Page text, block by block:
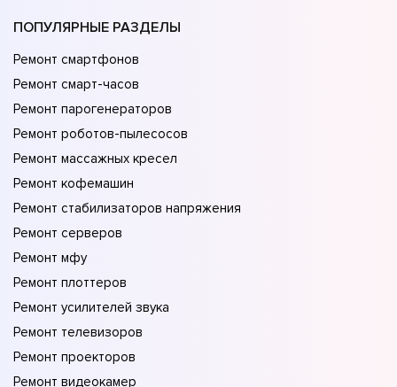
ПОПУЛЯРНЫЕ РАЗДЕЛЫ
Ремонт смартфонов
Ремонт смарт-часов
Ремонт парогенераторов
Ремонт роботов-пылесосов
Ремонт массажных кресел
Ремонт кофемашин
Ремонт стабилизаторов напряжения
Ремонт серверов
Ремонт мфу
Ремонт плоттеров
Ремонт усилителей звука
Ремонт телевизоров
Ремонт проекторов
Ремонт видеокамер